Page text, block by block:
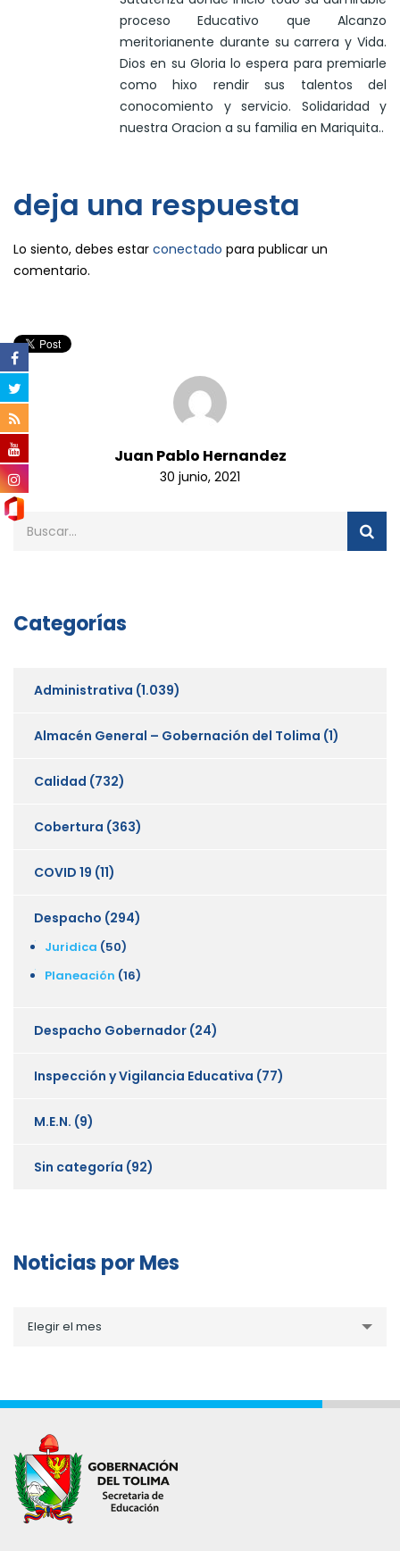
proceso Educativo que Alcanzo
meritorianente durante su carrera y Vida.
Dios en su Gloria lo espera para premiarle
como hixo rendir sus talentos del
conocomiento y servicio. Solidaridad y
nuestra Oracion a su familia en Mariquita..
deja una respuesta
Lo siento, debes estar conectado para publicar un
comentario.
Juan Pablo Hernandez
30 junio, 2021
Categorías
Administrativa (1.039)
Almacén General – Gobernación del Tolima (1)
Calidad (732)
Cobertura (363)
COVID 19 (11)
Despacho (294)
Juridica (50)
Planeación (16)
Despacho Gobernador (24)
Inspección y Vigilancia Educativa (77)
M.E.N. (9)
Sin categoría (92)
Noticias por Mes
porElegir el mes